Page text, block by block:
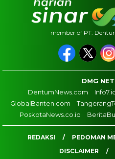
member of PT.
DMG
DentumNews.com
GlobalBanten.com
PoskotaNews.co.id
REDAKSI PEDOMAN
DISCLAIMER